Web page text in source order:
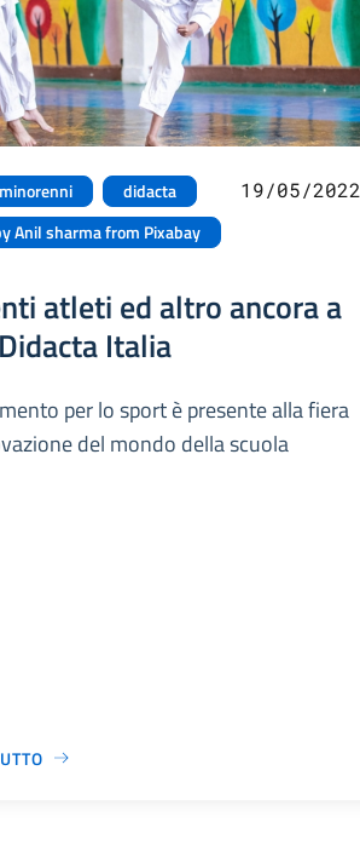
didacta
Anil sharma from Pixabay
19/05/2022
atleti ed altro ancora a
Italia
per lo sport è presente alla fiera
del mondo della scuola